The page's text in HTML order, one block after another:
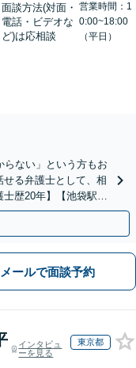
面談方法(対面・
電話・ビデオな
ど)は応相談
営業時間：1
0:00~18:00
（平日）
らない」という方もお
る弁護士として、相
歴20年】【池袋駅5
メールで面談予約
インタビュ
ーを見る
東京都